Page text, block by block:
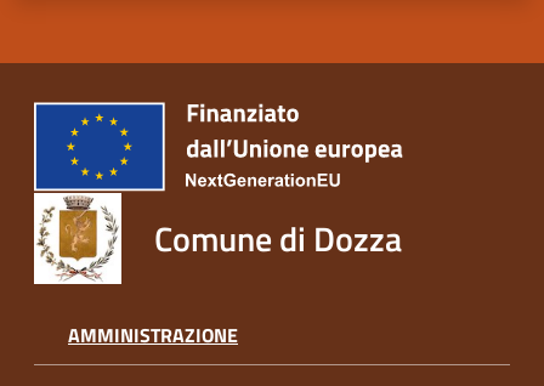
Comune di Dozza
AMMINISTRAZIONE